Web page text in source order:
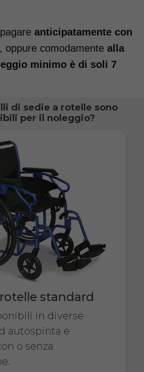
anticipatamente con
, oppure comodamente alla
minimo è di soli 7
di sedie a rotelle sono
per il noleggio?
standard
in diverse
autospinta e
o senza